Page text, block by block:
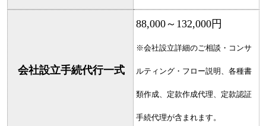
会社設立手続代行一式
88,000～132,000円
※会社設立詳細のご相談・コンサ
ルティング・フロー説明、各種書
類作成、定款作成代理、定款認証
手続代理が含まれます。